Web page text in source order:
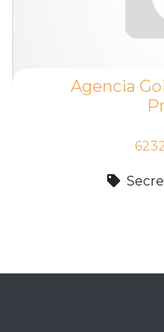
Agencia